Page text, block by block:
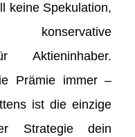
keine Spekulation,
Aktieninhaber.
Prämie immer –
ist die einzige
Strategie dein